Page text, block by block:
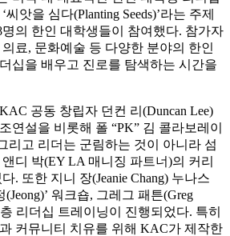
앗을 심다(Planting Seeds)’라는 주제
의 한인 대학생들이 참여했다. 참가자
료, 문화예술 등 다양한 분야의 한인
십을 배우고 진로를 탐색하는 시간을
공동 창립자 던컨 리(Duncan Lee)
연설을 비롯해 폴 “PK” 김 콜라보레이
리고 리더는 군림하는 것이 아니라 섬
디 박(EY LA 매니징 파트너)의 커리
. 또한 지니 장(Jeanie Chang) 누나스
워크숍, 그레그 패튼(Greg
리더십 트레이닝이 진행되었다. 특히
커뮤니티 치유를 위해 KAC가 제작한